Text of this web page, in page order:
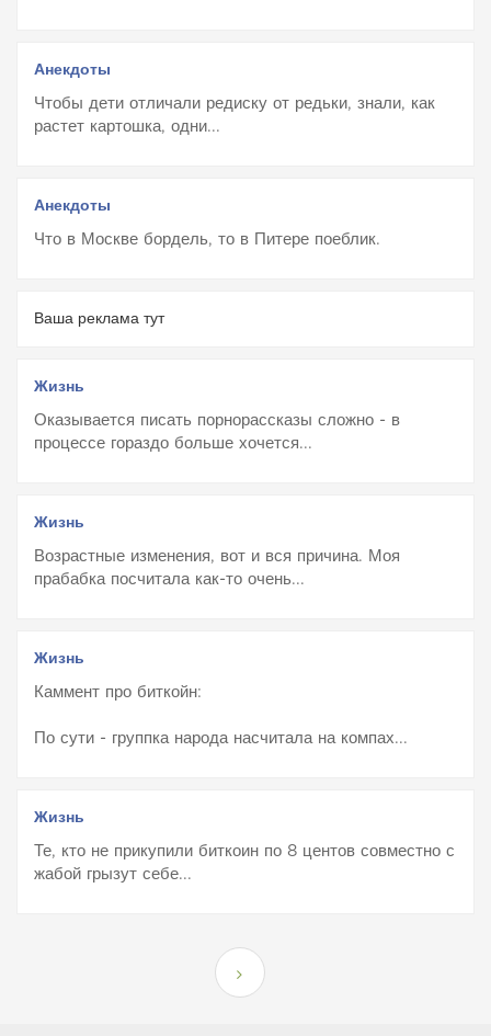
Анекдоты
Чтобы дети отличали редиску от редьки, знали, как
растет картошка, одни...
Анекдоты
Что в Москве бордель, то в Питере поеблик.
Ваша реклама тут
Жизнь
Оказывается писать порнорассказы сложно - в
процессе гораздо больше хочется...
Жизнь
Возрастные изменения, вот и вся причина. Моя
прабабка посчитала как-то очень...
Жизнь
Каммент про биткойн:
По сути - группка народа насчитала на компах...
Жизнь
Те, кто не прикупили биткоин по 8 центов совместно с
жабой грызут себе...